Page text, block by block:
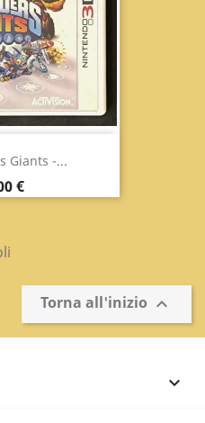
Giants -...
€
Torna all'inizio 
